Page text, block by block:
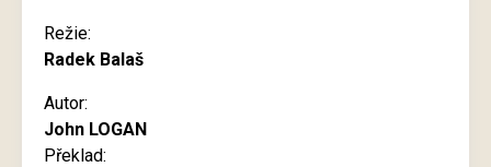
Režie:
Radek Balaš
Autor:
John LOGAN
Překlad: